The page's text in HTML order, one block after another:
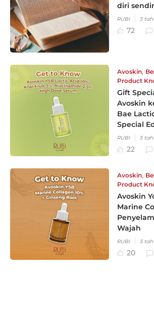
diri
RUBI 3
72
Avoskin,
Product
Gift
Avoskin
Bae
Special
RUBI 3
22
Avoskin,
Product
Avoskin
Marine
Wajah
RUBI 3
20